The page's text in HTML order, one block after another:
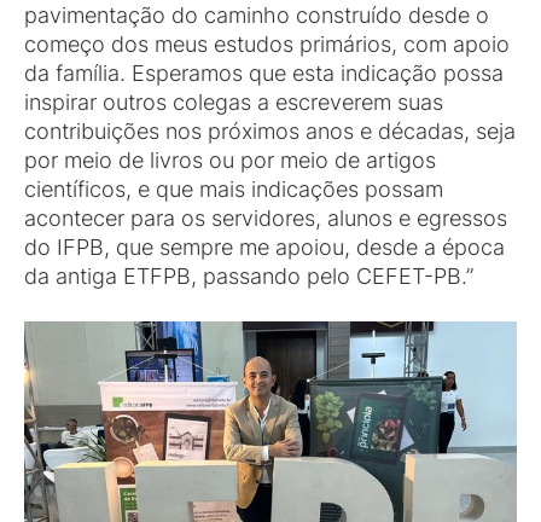
pavimentação do caminho construído desde o
começo dos meus estudos primários, com apoio
da família. Esperamos que esta indicação possa
inspirar outros colegas a escreverem suas
contribuições nos próximos anos e décadas, seja
por meio de livros ou por meio de artigos
científicos, e que mais indicações possam
acontecer para os servidores, alunos e egressos
do IFPB, que sempre me apoiou, desde a época
da antiga ETFPB, passando pelo CEFET-PB.”